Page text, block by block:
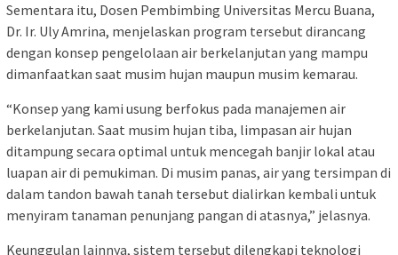
Sementara itu, Dosen Pembimbing Universitas Mercu Buana,
Dr. Ir. Uly Amrina, menjelaskan program tersebut dirancang
dengan konsep pengelolaan air berkelanjutan yang mampu
dimanfaatkan saat musim hujan maupun musim kemarau.
“Konsep yang kami usung berfokus pada manajemen air
berkelanjutan. Saat musim hujan tiba, limpasan air hujan
ditampung secara optimal untuk mencegah banjir lokal atau
luapan air di pemukiman. Di musim panas, air yang tersimpan di
dalam tandon bawah tanah tersebut dialirkan kembali untuk
menyiram tanaman penunjang pangan di atasnya,” jelasnya.
Keunggulan lainnya, sistem tersebut dilengkapi teknologi